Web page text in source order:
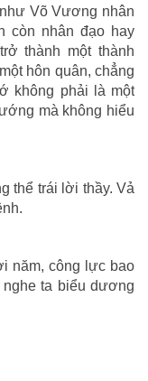
Võ Vương nhân
còn nhân đạo hay
thành một thành
hôn quân, chẳng
không phải là một
mà không hiểu
thể trái lời thầy. Vả
năm, công lực bao
ta biểu dương